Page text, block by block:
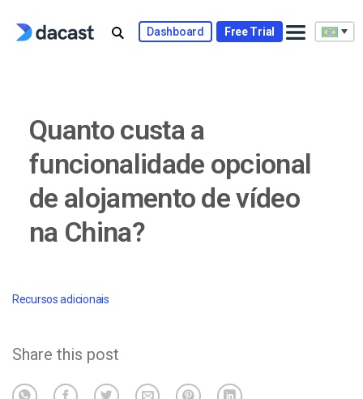
Dashboard Free Trial
Quanto custa a
funcionalidade opcional
de alojamento de vídeo
na China?
Recursos adicionais
Share this post